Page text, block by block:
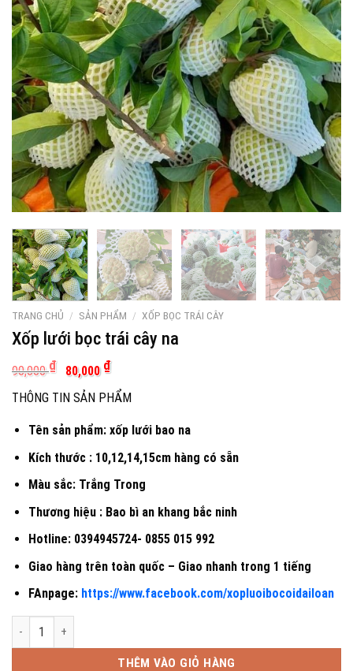
TRANG CHỦ / SẢN PHẨM / XỐP BỌC TRÁI CÂY
Xốp lưới bọc trái cây na
90,000₫
Giá
gốc
là:
90,000 ₫.
80,000 ₫Giá
hiện
tại
là:
THÔNG TIN SẢN PHẨM
Tên sản phẩm: xốp lưới bao na
Kích thước : 10,12,14,15cm hàng có sẵn
Màu sắc: Trắng Trong
Thương hiệu : Bao bì an khang bắc ninh
Hotline: 0394945724- 0855 015 992
Giao hàng trên toàn quốc – Giao nhanh trong 1 tiếng
FAnpage: https://www.facebook.com/xopluoibocoidailoan
Xốp lưới bọc trái cây na số lượng
THÊM VÀO GIỎ HÀNG